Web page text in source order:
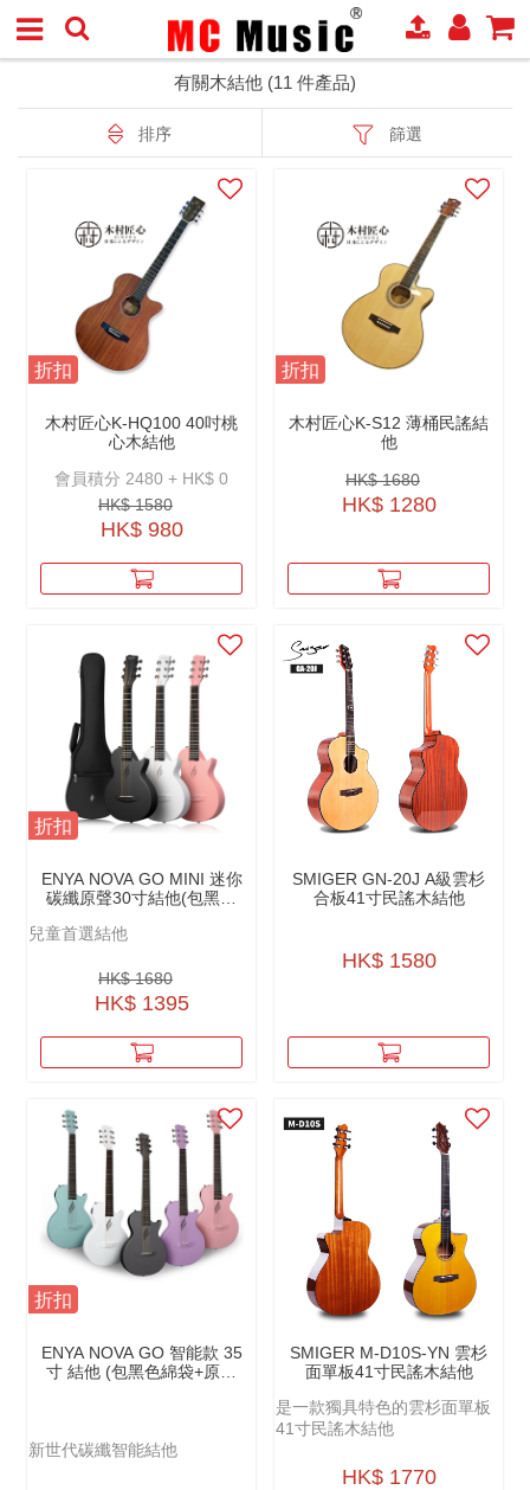
有關木結他 (11 件產品)
排序 篩選
折扣
木村匠心K-HQ100 40吋桃
心木結他
會員積分 2480 + HK$ 0
HK$ 1580
HK$ 980
折扣
木村匠心K-S12 薄桶民謠結
他
HK$ 1680
HK$ 1280
折扣
ENYA NOVA GO MINI 迷你
碳纖原聲30寸結他(包黑色
兒童首選結他
HK$ 1680
HK$ 1395
SMIGER GN-20J A級雲杉
合板41寸民謠木結他
HK$ 1580
折扣
ENYA NOVA GO 智能款 35
寸 結他 (包黑色綿袋+原廠
新世代碳纖智能結他
SMIGER M-D10S-YN 雲杉
面單板41寸民謠木結他
是一款獨具特色的雲杉面單板
41寸民謠木結他
HK$ 1770